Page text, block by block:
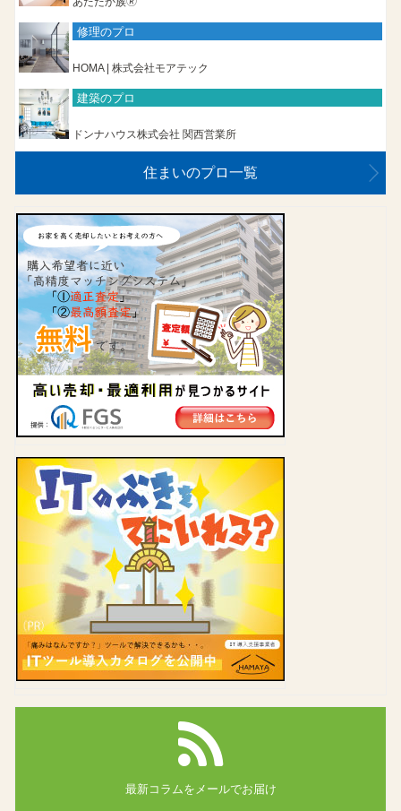
修理のプロ
HOMA | 株式会社モアテック
建築のプロ
ドンナハウス株式会社 関西営業所
住まいのプロ一覧
最新コラムを メールでお届け